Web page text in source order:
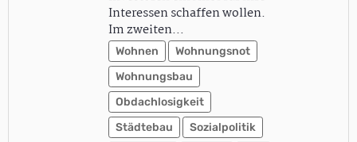
Interessen schaffen wollen.
Im zweiten…
Wohnen
Wohnungsnot
Wohnungsbau
Obdachlosigkeit
Städtebau
Sozialpolitik